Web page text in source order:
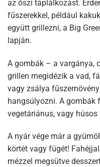
az őszi táplálkozást.
fűszerekkel, például
együtt grillezni, a Big
lapján.
A gombák – a vargánya,
grillen megidézik a vad,
vagy zsálya
hangsúlyozni. A gombák
vegetáriánus, vagy
A nyár vége már a
körtét vagy fügét!
mézzel megsütve